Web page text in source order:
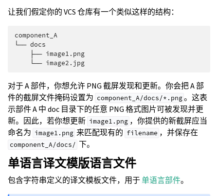
让我们假定你的 VCS 仓库有一个类似这样的结构：
component_A
└── docs
    ├── image1.png
对于 A 部件，你想允许 PNG 截屏发现和更新。你会把 A 部
件的截屏文件掩码设置为 component_A/docs/*.png 。这表
示部件 A 中 doc 目录下的任意 PNG 格式图片可被发现并更
新。因此，若你想更新 image1.png ，你提供的新截屏应当
命名为 image1.png 来匹配现有的 filename ，并保存在
component_A/docs/ 下。
单语言译文模版语言文件
包含字符串定义的译文模板文件，用于单语言部件。